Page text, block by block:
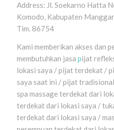
Address: Jl. Soekarno Hatta
Komodo, Kabupaten
Tim. 86754
Kami memberikan akses dan
membutuhkan jasa pijat
lokasi saya / pijat terdekat /
saya saat ini / pijat
spa massage terdekat dari
terdekat dari lokasi saya /
terdekat dari lokasi saya /